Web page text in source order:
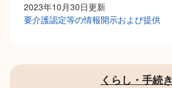
2023年10月30日更新
要介護認定等の情報開示および提供
くらし・手続き